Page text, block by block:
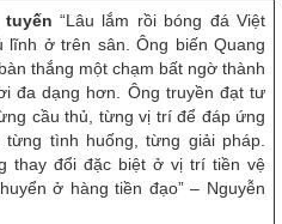
“Lâu lắm rồi bóng đá Việt
ở trên sân. Ông biến Quang
thắng một chạm bất ngờ thành
đa dạng hơn. Ông truyền đạt tư
cầu thủ, từng vị trí để đáp ứng
tình huống, từng giải pháp.
thay đổi đặc biệt ở vị trí tiền vệ
ở hàng tiền đạo” – Nguyễn